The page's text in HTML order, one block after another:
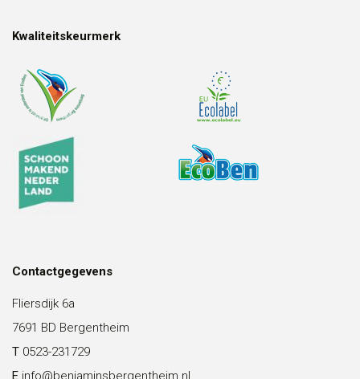
Kwaliteitskeurmerk
Contactgegevens
Fliersdijk 6a
7691 BD Bergentheim
T 0523-231729
E info@benjaminsbergentheim.nl